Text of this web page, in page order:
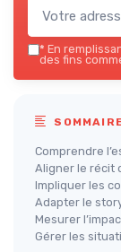
* En
des fins
Comprendre
Aligner le récit
Impliquer les
Adapter le
Mesurer
Gérer les